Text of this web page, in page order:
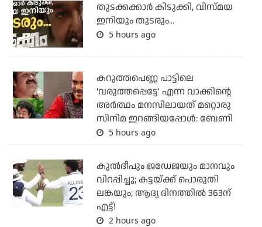
തുടക്കക്കാര്‍ കിടുക്കി, വിസ്മയ
ഇനിയും തുടരും...
5 hours ago
കറുത്തപെണ്ണ പാട്ടിലെ
'വരുത്തപ്പെട്ടേ' എന്ന വാക്കിന്റെ
അർത്ഥം മനസിലായത് മറ്റൊരു
സിനിമ ഇറങ്ങിയപ്പോൾ: ബേണി
5 hours ago
കുല്‍ദീപും ജഡേജയും മാനവും
വിറപ്പിച്ചു; കട്ടയ്ക്ക് പൊരുതി
ലങ്കയും; ആദ്യ ദിനത്തില്‍ 363ന്
എട്ട്!
2 hours ago